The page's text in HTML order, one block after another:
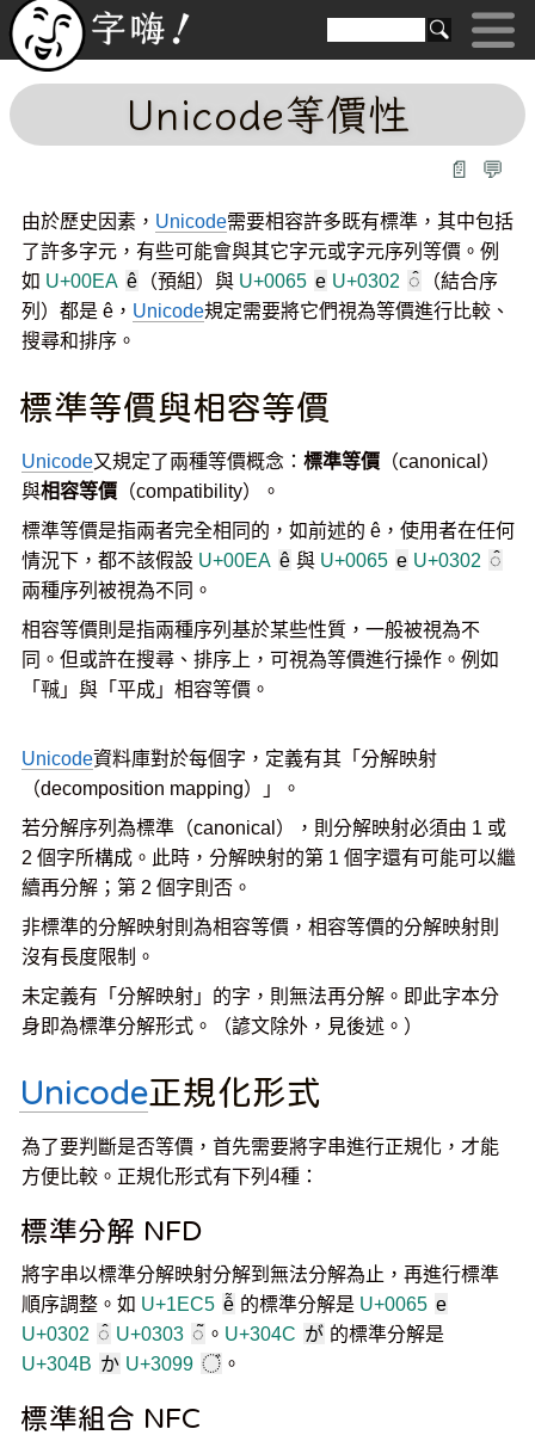
Unicode等價性
📄 💬
由於歷史因素， Unicode需要相容許多既有標準，其中包括
了許多字元，有些可能會與其它字元或字元序列等價。例
如 U+00EA ê （預組）與 U+0065 e U+0302 ◌̂
（結合序
列）都是 ê， Unicode規定需要將它們視為等價進行比較、
搜尋和排序。
標準等價與相容等價
Unicode又規定了兩種等價概念： 標準等價 （canonical）
與相容等價 （compatibility）。
標準等價是指兩者完全相同的，如前述的 ê，使用者在任何
情況下，都不該假設 U+00EA ê 與 U+0065 e U+0302 ◌̂
兩種序列被視為不同。
相容等價則是指兩種序列基於某些性質，一般被視為不
同。但或許在搜尋、排序上，可視為等價進行操作。例如
「㍻」與「平成」相容等價。
Unicode資料庫對於每個字，定義有其「分解映射
（decomposition mapping）」。
若分解序列為標準（canonical），則分解映射必須由 1 或
2 個字所構成。此時，分解映射的第 1 個字還有可能可以繼
續再分解；第 2 個字則否。
非標準的分解映射則為相容等價，相容等價的分解映射則
沒有長度限制。
未定義有「分解映射」的字，則無法再分解。即此字本分
身即為標準分解形式。（諺文除外，見後述。）
Unicode正規化形式
為了要判斷是否等價，首先需要將字串進行正規化，才能
方便比較。正規化形式有下列4種：
標準分解 NFD
將字串以標準分解映射分解到無法分解為止，再進行標準
順序調整。如 U+1EC5 ễ 的標準分解是 U+0065 e
U+0302 ◌̂ U+0303 ◌̃ 。 U+304C が 的標準分解是
U+304B か U+3099 ◌゙ 。
標準組合 NFC